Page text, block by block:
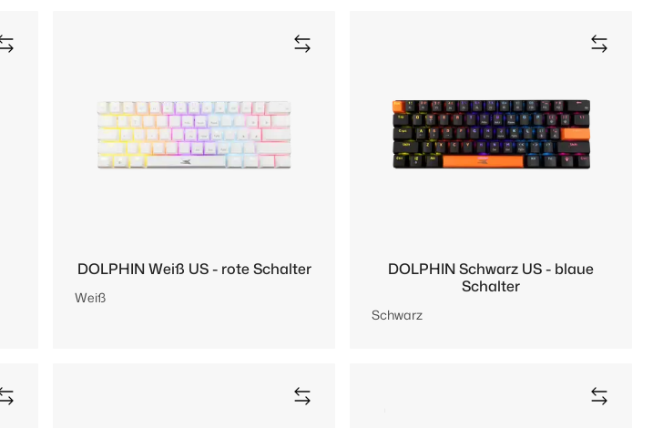
DOLPHIN Weiß US - rote Schalter
Weiß
DOLPHIN Schwarz US - blaue
Schalter
Schwarz